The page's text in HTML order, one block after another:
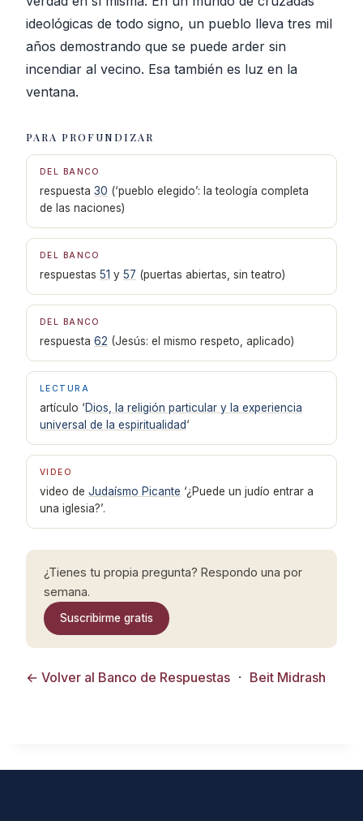
ideológicas de todo signo, un pueblo lleva tres mil
años demostrando que se puede arder sin
incendiar al vecino. Esa también es luz en la
ventana.
PARA PROFUNDIZAR
DEL BANCO
respuesta 30 (‘pueblo elegido’: la teología completa
de las naciones)
DEL BANCO
respuestas 51 y 57 (puertas abiertas, sin teatro)
DEL BANCO
respuesta 62 (Jesús: el mismo respeto, aplicado)
LECTURA
artículo ‘Dios, la religión particular y la experiencia
universal de la espiritualidad‘
VIDEO
video de Judaísmo Picante ‘¿Puede un judío entrar a
una iglesia?’.
¿Tienes tu propia pregunta? Respondo una por
semana.
Suscribirme gratis
← Volver al Banco de Respuestas · Beit Midrash